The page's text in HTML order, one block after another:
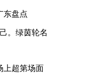
东盘点
。绿茵轮名
上超第场面